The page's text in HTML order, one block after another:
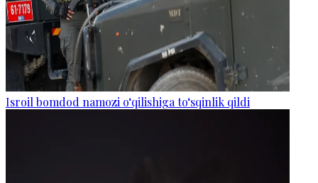
Isroil bomdod namozi o‘qilishiga to‘sqinlik qildi